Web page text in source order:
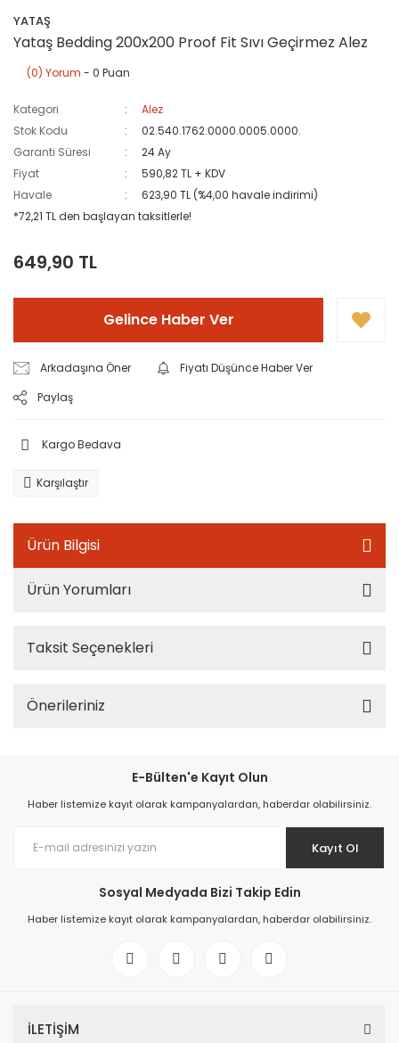
YATAŞ
Yataş Bedding 200x200 Proof Fit Sıvı Geçirmez Alez
(0) Yorum - 0 Puan
Kategori
Alez
Stok Kodu
02.540.1762.0000.0005.0000.
Garanti Süresi
24 Ay
Fiyat
590,82 TL + KDV
Havale
623,90 TL (%4,00 havale indirimi)
*72,21 TL den başlayan taksitlerle!
649,90 TL
Gelince Haber Ver
Arkadaşına Öner
Fiyatı Düşünce Haber Ver
Paylaş
Kargo Bedava
Karşılaştır
Ürün Bilgisi
Ürün Yorumları
Taksit Seçenekleri
Önerileriniz
E-Bülten'e Kayıt Olun
Haber listemize kayıt olarak kampanyalardan, haberdar olabilirsiniz.
Kayıt Ol
Sosyal Medyada Bizi Takip Edin
Haber listemize kayıt olarak kampanyalardan, haberdar olabilirsiniz.
İLETİŞİM